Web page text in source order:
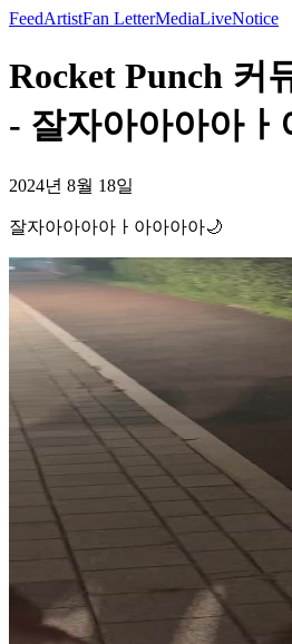
FeedArtistFan LetterMediaLiveNotice
Rocket Punch 커
- 잘자아아아아ㅏ
2024년 8월 18일
잘자아아아아ㅏ아아아아🌙